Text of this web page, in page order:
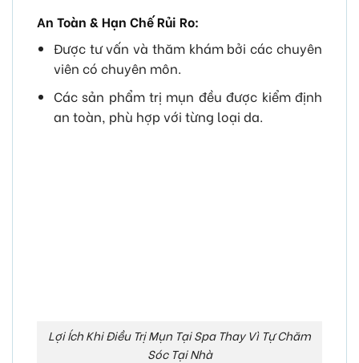
An Toàn & Hạn Chế Rủi Ro:
Được tư vấn và thăm khám bởi các chuyên
viên có chuyên môn.
Các sản phẩm trị mụn đều được kiểm định
an toàn, phù hợp với từng loại da.
Lợi Ích Khi Điều Trị Mụn Tại Spa Thay Vì Tự Chăm
Sóc Tại Nhà